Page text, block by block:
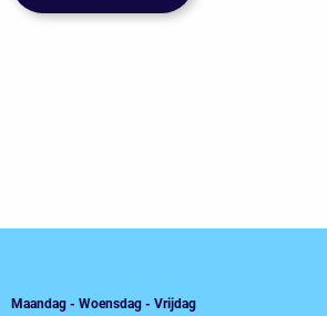
op
Maandag - Woensdag - Vrijdag